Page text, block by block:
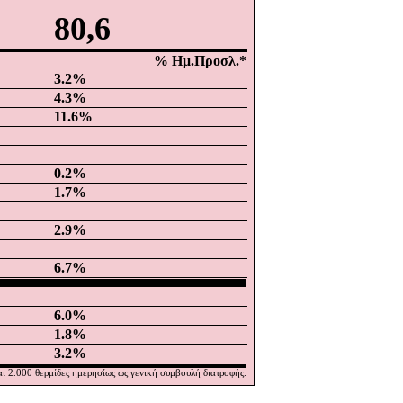
80,6
% Ημ.Προσλ.*
3.2%
4.3%
11.6%
0.2%
1.7%
2.9%
6.7%
6.0%
1.8%
3.2%
θερμίδες ημερησίως ως γενική συμβουλή διατροφής.